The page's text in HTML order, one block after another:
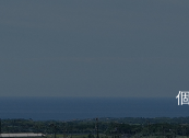
お茶のギフト
ログイン